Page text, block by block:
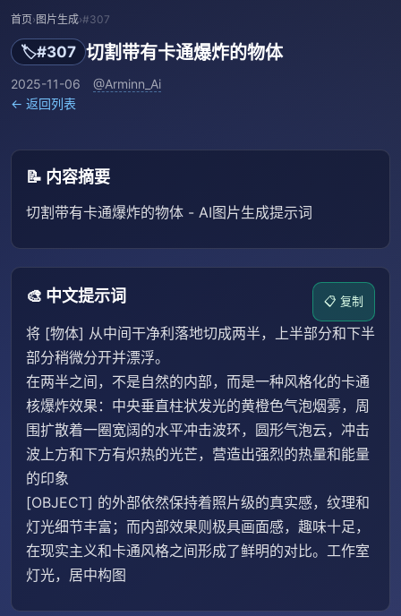
首页› 图片生成›#307
🏷️#307 切割带有卡通爆炸的物体
2025-11-06 @Arminn_Ai
← 返回列表
📝 内容摘要
切割带有卡通爆炸的物体 - AI图片生成提示词
🎨 中文提示词 📋 复制
将 [物体] 从中间干净利落地切成两半，上半部分和下半
部分稍微分开并漂浮。
在两半之间，不是自然的内部，而是一种风格化的卡通
核爆炸效果：中央垂直柱状发光的黄橙色气泡烟雾，周
围扩散着一圈宽阔的水平冲击波环，圆形气泡云，冲击
波上方和下方有炽热的光芒，营造出强烈的热量和能量
的印象
[OBJECT] 的外部依然保持着照片级的真实感，纹理和
灯光细节丰富；而内部效果则极具画面感，趣味十足，
在现实主义和卡通风格之间形成了鲜明的对比。工作室
灯光，居中构图